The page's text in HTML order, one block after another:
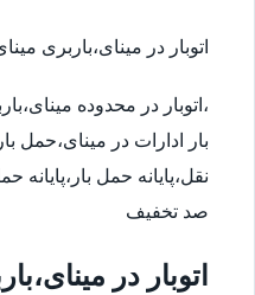
اتوبار در مینای،باربری مینای ،،با20 در صد تخفیف تلفن
،اتوبار در محدوده
بار ادارات در مینای،حمل
صد تخفیف
اتوبار در